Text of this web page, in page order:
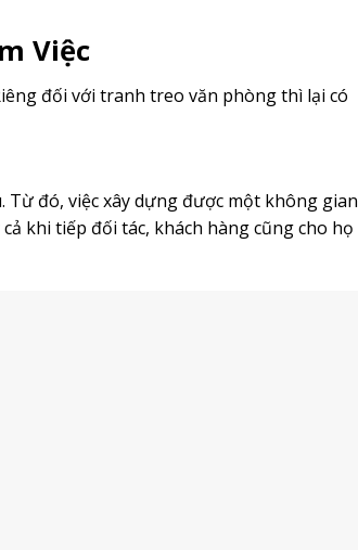
Việc
đối với tranh treo văn phòng thì lại có
đó, việc xây dựng được một không gian
khi tiếp đối tác, khách hàng cũng cho họ